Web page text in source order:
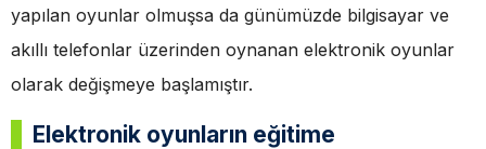
yapılan oyunlar olmuşsa da günümüzde bilgisayar ve
akıllı telefonlar üzerinden oynanan elektronik oyunlar
olarak değişmeye başlamıştır.
Elektronik oyunların eğitime